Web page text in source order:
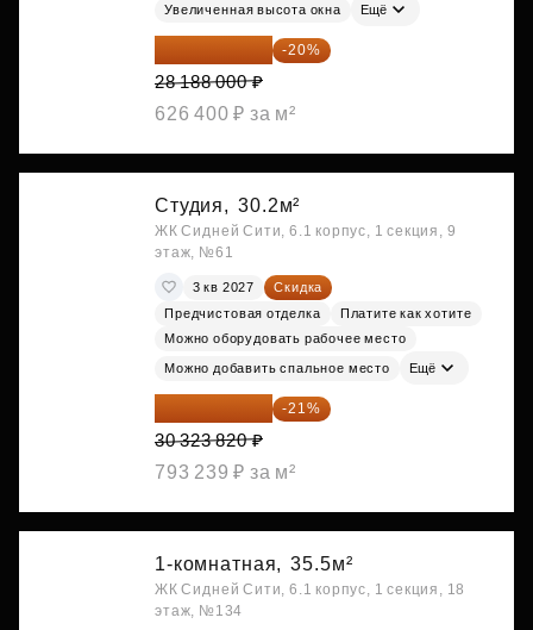
Увеличенная высота окна Ещё
22 550 400 ₽ -20%
28 188 000 ₽
626 400 ₽ за м²
Студия, 30.2м²
ЖК Сидней Сити, 6.1 корпус, 1 секция, 9
этаж, №61
3 кв 2027
Скидка
Предчистовая отделка
Платите как хотите
Можно оборудовать рабочее место
Можно добавить спальное место Ещё
23 955 818 ₽ -21%
30 323 820 ₽
793 239 ₽ за м²
1-комнатная, 35.5м²
ЖК Сидней Сити, 6.1 корпус, 1 секция, 18
этаж, №134